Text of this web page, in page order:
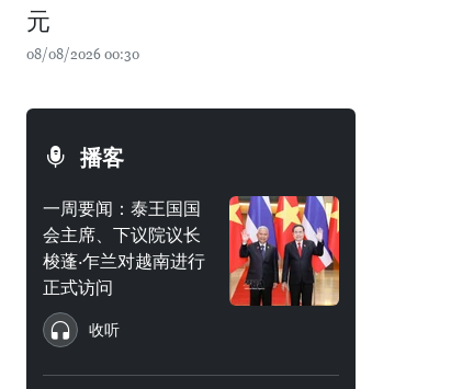
元
08/08/2026 00:30
播客
一周要闻：泰王国国
会主席、下议院议长
梭蓬·乍兰对越南进行
正式访问
收听